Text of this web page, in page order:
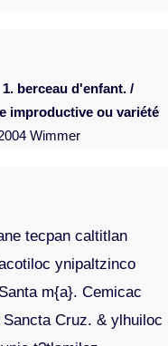
1. berceau d'enfant. /
improductive ou variété
Wimmer
tecpan caltitlan
ynipaltzinco
m{a}. Cemicac
Cruz. & ylhuiloc